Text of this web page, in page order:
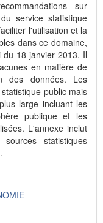
sur
service statistique
l'utilisation et la
dans ce domaine,
18 janvier 2013. Il
en matière de
des données. Les
public mais
large incluant les
publique et les
L'annexe inclut
statistiques